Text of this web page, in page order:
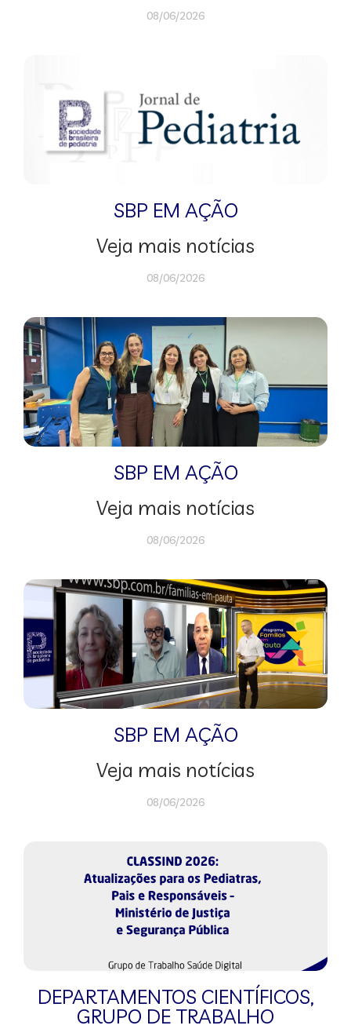
08/06/2026
SBP EM AÇÃO
Veja mais notícias
08/06/2026
SBP EM AÇÃO
Veja mais notícias
08/06/2026
SBP EM AÇÃO
Veja mais notícias
08/06/2026
DEPARTAMENTOS CIENTÍFICOS,
GRUPO DE TRABALHO